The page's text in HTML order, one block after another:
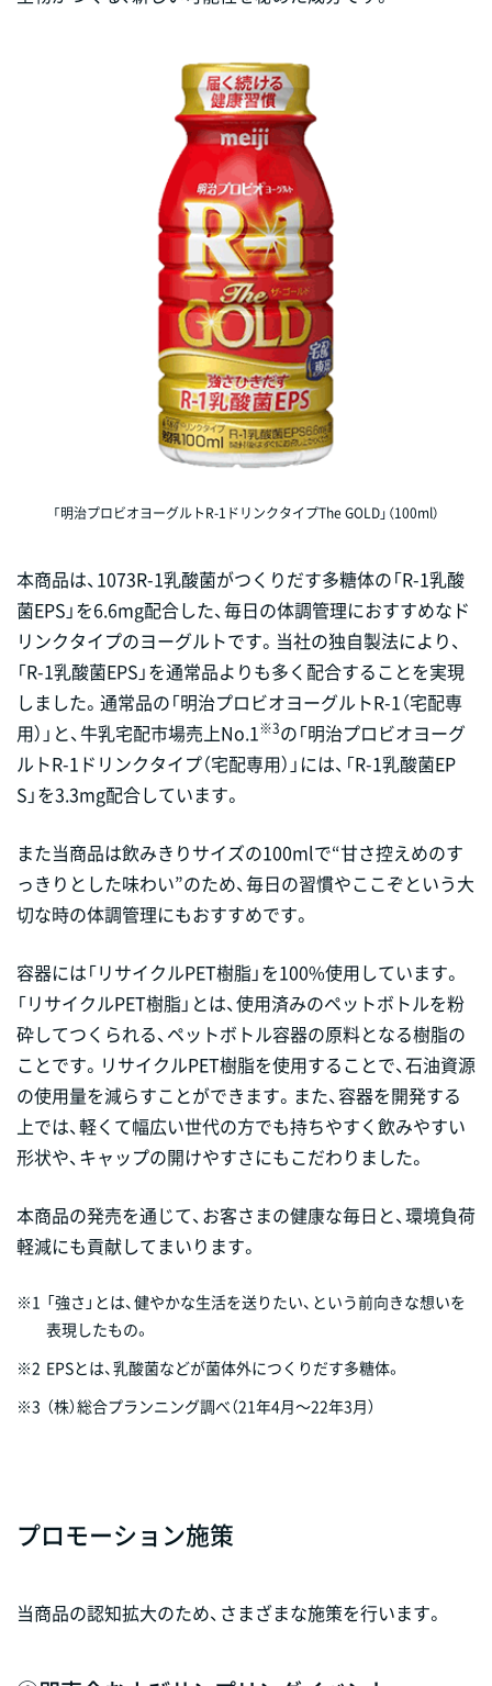
「明治プロビオヨーグルトR-1ドリンクタイプThe GOLD」（100ml）
本商品は、1073R-1乳酸菌がつくりだす多糖体の「R-1乳酸
菌EPS」を6.6mg配合した、毎日の体調管理におすすめなド
リンクタイプのヨーグルトです。当社の独自製法により、
「R-1乳酸菌EPS」を通常品よりも多く配合することを実現
しました。通常品の「明治プロビオヨーグルトR-1（宅配専
用）」と、牛乳宅配市場売上No.1 ※3の「明治プロビオヨーグ
ルトR-1ドリンクタイプ（宅配専用）」には、「R-1乳酸菌EP
S」を3.3mg配合しています。
また当商品は飲みきりサイズの100mlで“甘さ控えめのす
っきりとした味わい”のため、毎日の習慣やここぞという大
切な時の体調管理にもおすすめです。
容器には「リサイクルPET樹脂」を100%使用しています。
「リサイクルPET樹脂」とは、使用済みのペットボトルを粉
砕してつくられる、ペットボトル容器の原料となる樹脂の
ことです。リサイクルPET樹脂を使用することで、石油資源
の使用量を減らすことができます。また、容器を開発する
上では、軽くて幅広い世代の方でも持ちやすく飲みやすい
形状や、キャップの開けやすさにもこだわりました。
本商品の発売を通じて、お客さまの健康な毎日と、環境負荷
軽減にも貢献してまいります。
※1 「強さ」とは、健やかな生活を送りたい、という前向きな想いを
表現したもの。
※2 EPSとは、乳酸菌などが菌体外につくりだす多糖体。
※3 （株）総合プランニング調べ（21年4月～22年3月）
プロモーション施策
当商品の認知拡大のため、さまざまな施策を行います。